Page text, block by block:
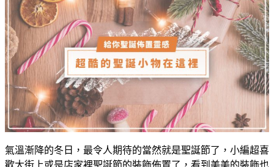
氣溫漸降的冬日，最令人期待的當然就是聖誕節了，小編超喜
歡大街上或是店家裡聖誕節的裝飾佈置了，看到美美的裝飾也